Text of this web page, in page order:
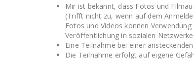
Mir ist bekannt, dass Fotos und
(Trifft nicht zu, wenn auf dem
Fotos und Videos können
Veröffentlichung in sozialen
Eine Teilnahme bei einer
Die Teilnahme erfolgt auf eigene